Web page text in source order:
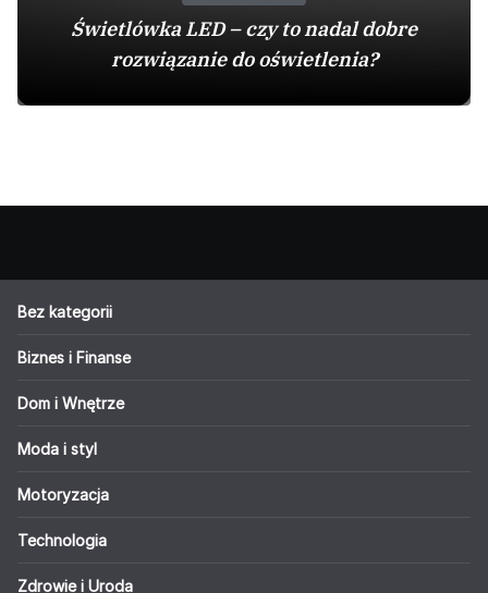
Świetlówka LED – czy to nadal dobre
rozwiązanie do oświetlenia?
Bez kategorii
Biznes i Finanse
Dom i Wnętrze
Moda i styl
Motoryzacja
Technologia
Zdrowie i Uroda